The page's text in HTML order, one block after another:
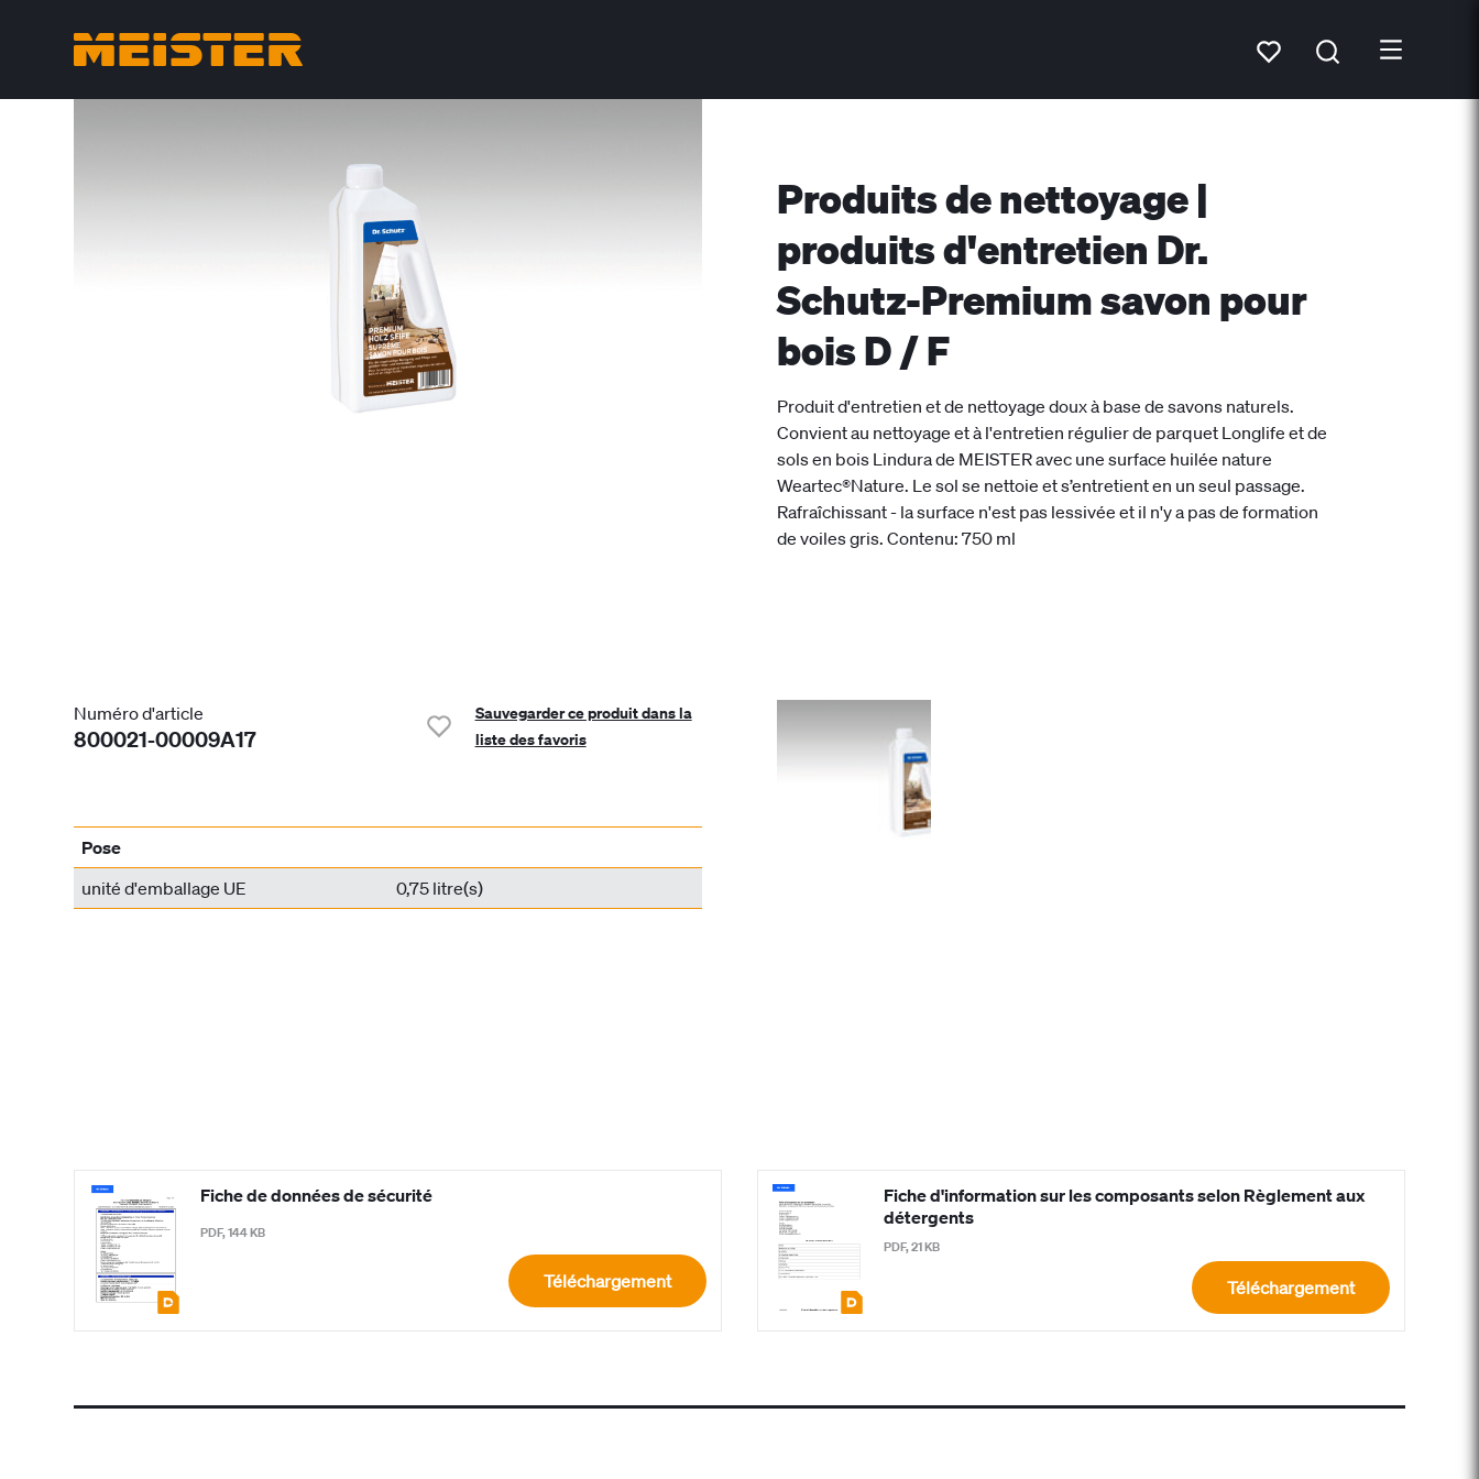
Produits de nettoyage |
produits d'entretien Dr.
Schutz-Premium savon pour
bois D / F
Produit d'entretien et de nettoyage doux à base de savons naturels.
Convient au nettoyage et à l'entretien régulier de parquet Longlife et de
sols en bois Lindura de MEISTER avec une surface huilée nature
Weartec®Nature. Le sol se nettoie et s’entretient en un seul passage.
Rafraîchissant - la surface n'est pas lessivée et il n'y a pas de formation
de voiles gris. Contenu: 750 ml
Numéro d'article
800021-00009A17
Sauvegarder ce produit dans la
liste des favoris
Pose
unité d'emballage UE
0,75 litre(s)
Fiche de données de sécurité
PDF, 144 KB
Téléchargement
Fiche d'information sur les composants selon Règlement aux
détergents
PDF, 21 KB
Téléchargement